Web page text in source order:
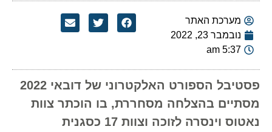
מערכת האתר
נובמבר 23, 2022
5:37 am
פסטיבל הספורט האלקטרוני של דובאי 2022
מסתיים בהצלחה מסחררת, בו הוכתר צוות
נאטוס וינסרה לזוכה וצוות 17 כסגנית